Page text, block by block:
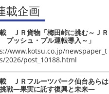
載企画
ＪＲ貨物「梅田峠に挑む～ＪＲ
ッシュ・プル運転導入～」
www.kotsu.co.jp/newspaper_t
2026/post_10188.html
ＪＲフルーツパーク仙台あらは
戦―果実に託す復興と未来―